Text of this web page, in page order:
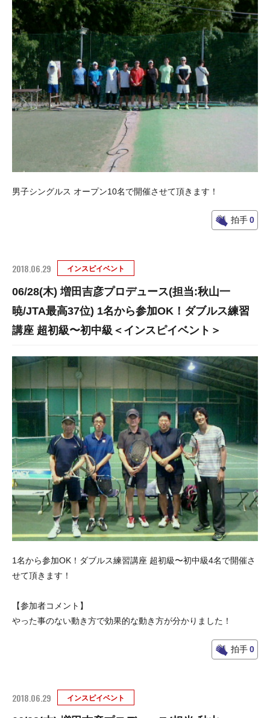
男子シングルス オープン10名で開催させて頂きます！
拍手0
2018.06.29 インスピイベント
06/28(木) 増田吉彦プロデュース(担当:秋山一
暁/JTA最高37位) 1名から参加OK！ダブルス練習
講座 超初級〜初中級＜インスピイベント＞
1名から参加OK！ダブルス練習講座 超初級〜初中級4名で開催さ
せて頂きます！
【参加者コメント】
やった事のない動き方で効果的な動き方が分かりました！
拍手0
2018.06.29 インスピイベント